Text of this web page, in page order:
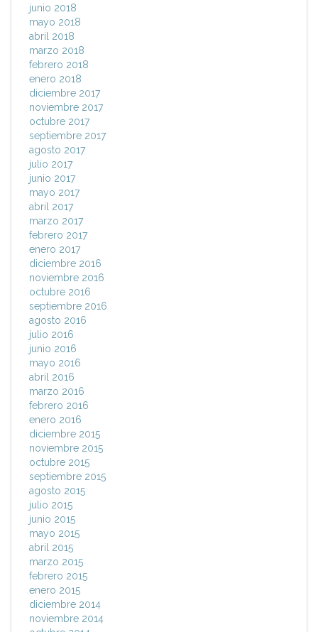
junio 2018
mayo 2018
abril 2018
marzo 2018
febrero 2018
enero 2018
diciembre 2017
noviembre 2017
octubre 2017
septiembre 2017
agosto 2017
julio 2017
junio 2017
mayo 2017
abril 2017
marzo 2017
febrero 2017
enero 2017
diciembre 2016
noviembre 2016
octubre 2016
septiembre 2016
agosto 2016
julio 2016
junio 2016
mayo 2016
abril 2016
marzo 2016
febrero 2016
enero 2016
diciembre 2015
noviembre 2015
octubre 2015
septiembre 2015
agosto 2015
julio 2015
junio 2015
mayo 2015
abril 2015
marzo 2015
febrero 2015
enero 2015
diciembre 2014
noviembre 2014